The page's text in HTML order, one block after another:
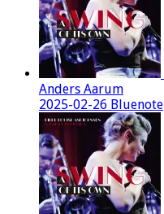
Anders Aarum
2025-02-26 Bluenote